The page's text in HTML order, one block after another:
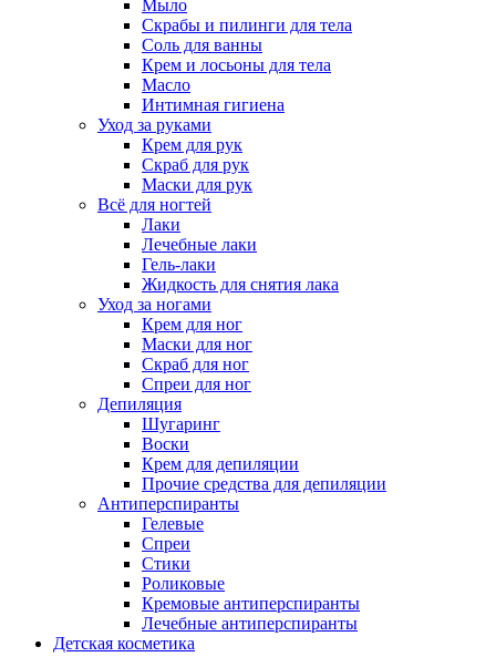
Мыло
Скрабы и пилинги для тела
Соль для ванны
Крем и лосьоны для тела
Масло
Интимная гигиена
Уход за руками
Крем для рук
Скраб для рук
Маски для рук
Всё для ногтей
Лаки
Лечебные лаки
Гель-лаки
Жидкость для снятия лака
Уход за ногами
Крем для ног
Маски для ног
Скраб для ног
Спреи для ног
Депиляция
Шугаринг
Воски
Крем для депиляции
Прочие средства для депиляции
Антиперспиранты
Гелевые
Спреи
Стики
Роликовые
Кремовые антиперспиранты
Лечебные антиперспиранты
Детская косметика